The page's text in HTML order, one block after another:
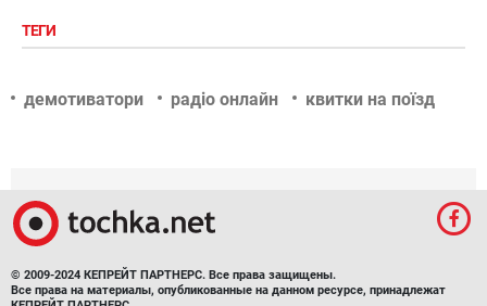
ТЕГИ
демотиватори радіо онлайн квитки на поїзд
© 2009-2024 КЕПРЕЙТ ПАРТНЕРС. Все права защищены.
Все права на материалы, опубликованные на данном ресурсе, принадлежат